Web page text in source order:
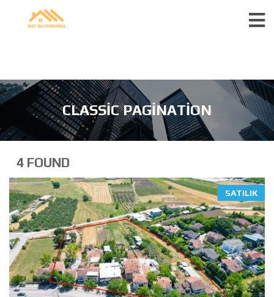
CLASSIC PAGINATION
4 FOUND
SATILIK